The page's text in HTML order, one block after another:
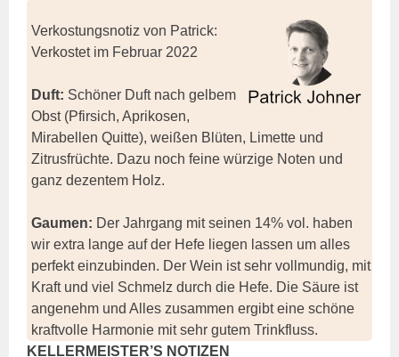
Verkostungsnotiz von Patrick:
Verkostet im Februar 2022
Duft: Schöner Duft nach gelbem
Obst (Pfirsich, Aprikosen,
Mirabellen Quitte), weißen Blüten, Limette und
Zitrusfrüchte. Dazu noch feine würzige Noten und
ganz dezentem Holz.
Gaumen: Der Jahrgang mit seinen 14% vol. haben
wir extra lange auf der Hefe liegen lassen um alles
perfekt einzubinden. Der Wein ist sehr vollmundig, mit
Kraft und viel Schmelz durch die Hefe. Die Säure ist
angenehm und Alles zusammen ergibt eine schöne
kraftvolle Harmonie mit sehr gutem Trinkfluss.
KELLERMEISTER’S NOTIZEN